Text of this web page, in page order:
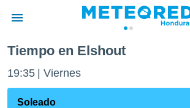
de
ha sido
Tiempo en Elshout
19:35 Viernes
Soleado